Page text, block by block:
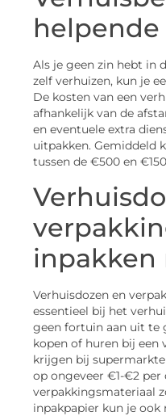
helpende
Als je geen zin hebt in
zelf verhuizen, kun je
De kosten van een
afhankelijk van de
en eventuele extra
uitpakken. Gemiddeld
tussen de €500 en
inpakken
Verhuisdozen en
essentieel bij het
geen fortuin aan uit te
kopen of huren bij een
krijgen bij
op ongeveer €1-€2 per
verpakkingsmateriaal
inpakpapier kun je